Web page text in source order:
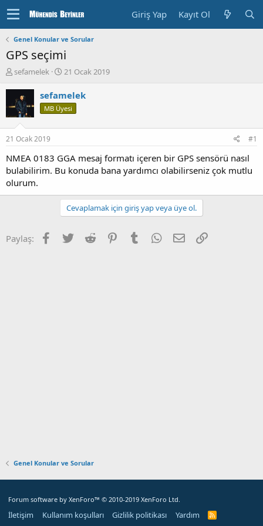
Giriş Yap Kayıt Ol
Genel Konular ve Sorular
GPS seçimi
K
n
u
y
b
a
ş
a
t
a
sefamelek
B
ş
l
a
ç
a
i
h
i
21 Ocak 2019
sefamelek
MB Üyesi
21 Ocak 2019 #1
NMEA 0183 GGA mesaj formatı içeren bir GPS sensörü nasıl
bulabilirim. Bu konuda bana yardımcı olabilirseniz çok mutlu
olurum.
Cevaplamak için giriş yap veya üye ol.
Paylaş: Facebook
TwitterReddit PinterestTumblrWhatsApp
E-postaBağlantı
Genel Konular ve Sorular
Forum software by XenForo™ © 2010-2019 XenForo Ltd.
İletişim Kullanım koşulları Gizlilik politikası Yardım
R